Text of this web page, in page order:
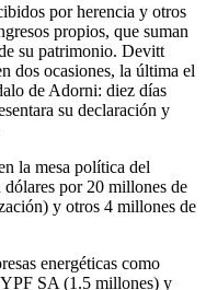
por herencia y otros
propios, que suman
su patrimonio. Devitt
dos ocasiones, la última el
de Adorni: diez días
su declaración y
la mesa política del
por 20 millones de
y otros 4 millones de
energéticas como
SA (1.5 millones) y